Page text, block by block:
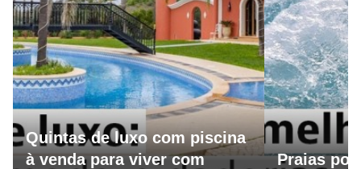
Quintas de luxo com piscina
à venda para viver com
Praias